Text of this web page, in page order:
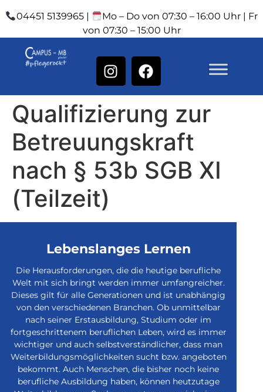
04451 5139965 |
Mo – Do von 07:30 – 16:00 Uhr | Fr
von 07:30 – 15:00 Uhr
Qualifizierung zur
Betreuungskraft
nach § 53b SGB XI
(Teilzeit)
Lebenslanges Lernen
Die Herausforderungen, die die heutige berufliche
Welt mit sich bringt werden immer umfangreicher.
Dieses gilt für alle Generationen und ist unabhängig
von den verschiedenen Branchen. Ob unmittelbar
nach seiner Erstausbildung, Studium oder im
fortgeschrittenem beruflichen Leben, wird es immer
wichtiger und auch selbstverständlicher, dass man
Weiterbildungsmöglichkeiten sucht bzw. angeboten
bekommt. Auch Menschen, die bisher noch keine
berufliche Ausbildung haben, können heutzutage